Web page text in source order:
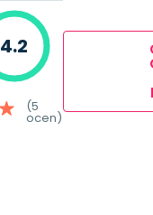
4.2
(5
ocen)